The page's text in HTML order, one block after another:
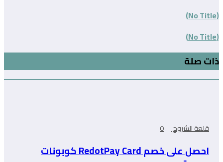
(No Title)
(No Title)
ذات صلة
قلعة الشروح 0
احصل على خصم RedotPay Card كوبونات